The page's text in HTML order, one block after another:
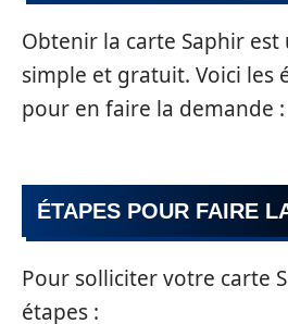
Obtenir la carte Saphir est
simple et gratuit. Voici les
pour en faire la demande :
ÉTAPES POUR FAIRE
Pour solliciter votre carte
étapes :